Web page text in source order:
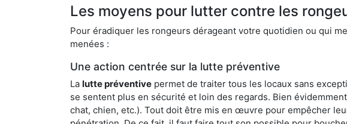
Les moyens pour lutter contre les
Pour éradiquer les rongeurs dérageant votre quotidien ou qui
menées :
Une action centrée sur la lutte préventive
La lutte préventive permet de traiter tous les locaux sans
se sentent plus en sécurité et loin des regards. Bien
chat, chien, etc.). Tout doit être mis en œuvre pour empêcher